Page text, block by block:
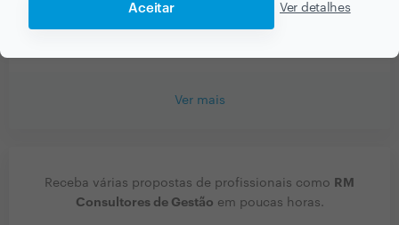
Aceitar Ver detalhes
Escolha profissionais competentes e experientes na
Ver mais
Receba várias propostas de profissionais como RM
Consultores de Gestão em poucas horas.